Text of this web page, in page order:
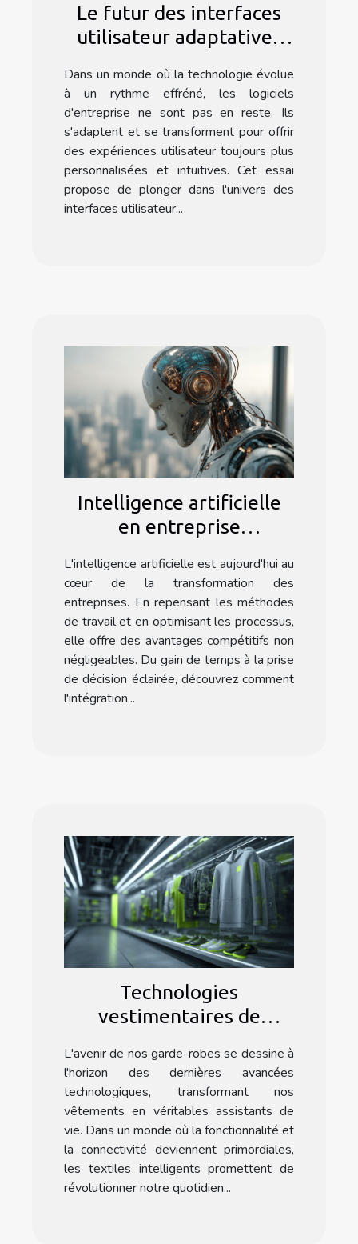
Le futur des interfaces
utilisateur adaptatives
d'entreprise
Dans un monde où la technologie évolue
à un rythme effréné, les logiciels
d'entreprise ne sont pas en reste. Ils
s'adaptent et se transforment pour offrir
des expériences utilisateur toujours plus
personnalisées et intuitives. Cet essai
propose de plonger dans l'univers des
interfaces utilisateur...
Intelligence artificielle
en entreprise
processus et avantages
compétitifs
L'intelligence artificielle est aujourd'hui au
cœur de la transformation des
entreprises. En repensant les méthodes
de travail et en optimisant les processus,
elle offre des avantages compétitifs non
négligeables. Du gain de temps à la prise
de décision éclairée, découvrez comment
l'intégration...
Technologies
vestimentaires de
innovations dans les
textiles intelligents
L'avenir de nos garde-robes se dessine à
l'horizon des dernières avancées
technologiques, transformant nos
vêtements en véritables assistants de
vie. Dans un monde où la fonctionnalité et
la connectivité deviennent primordiales,
les textiles intelligents promettent de
révolutionner notre quotidien...